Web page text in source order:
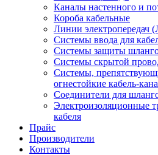
Каналы настенного и
Короба кабельные
Линии электропередач
Системы ввода для
Системы защиты
Системы скрытой
Системы,
огнестойкие кабель-
Соединители для
Электроизоляционные
кабеля
Прайс
Производители
Контакты